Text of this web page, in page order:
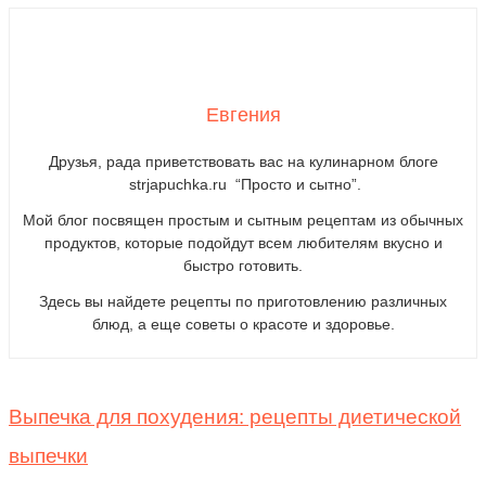
Евгения
Друзья, рада приветствовать вас на кулинарном блоге
strjapuchka.ru “Просто и сытно”.
Мой блог посвящен простым и сытным рецептам из обычных
продуктов, которые подойдут всем любителям вкусно и
быстро готовить.
Здесь вы найдете рецепты по приготовлению различных
блюд, а еще советы о красоте и здоровье.
Выпечка для похудения: рецепты диетической
выпечки